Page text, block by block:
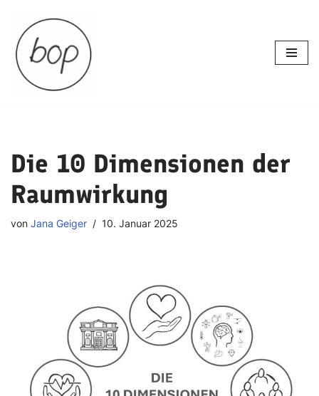
Zum
Inhalt
springen
Die 10 Dimensionen der
Raumwirkung
von Jana Geiger 10. Januar 2025